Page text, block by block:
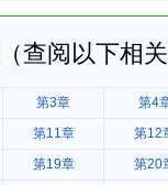
（查阅以下相
第3章
第4
第11章
第12
第19章
第20